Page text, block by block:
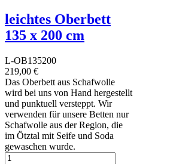
leichtes Oberbett
135 x 200 cm
L-OB135200
219,00 €
Das Oberbett aus Schafwolle
wird bei uns von Hand hergestellt
und punktuell versteppt. Wir
verwenden für unsere Betten nur
Schafwolle aus der Region, die
im Ötztal mit Seife und Soda
gewaschen wurde.